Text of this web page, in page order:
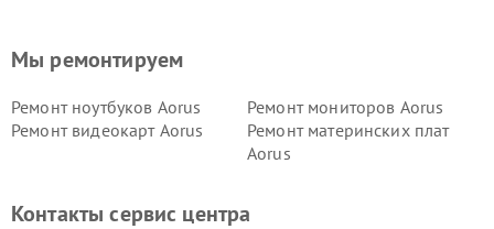
Мы ремонтируем
Ремонт ноутбуков Aorus
Ремонт мониторов Aorus
Ремонт видеокарт Aorus
Ремонт материнских плат
Aorus
Контакты сервис центра